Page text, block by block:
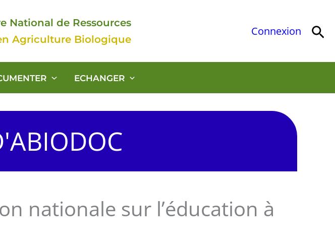
National de Ressources
Agriculture Biologique
Connexion
ECHANGER
nationale sur l’éducation à